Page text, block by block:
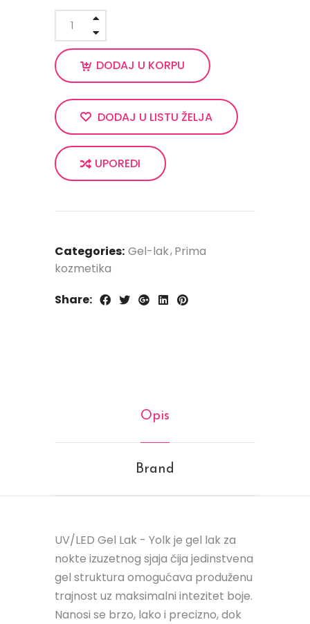
DODAJ U KORPU
DODAJ U LISTU ŽELJA
UPOREDI
Categories: Gel-lak Prima
kozmetika
Share:
Opis
Brand
UV/LED Gel Lak - Yolk je gel lak za
nokte izuzetnog sjaja čija jedinstvena
gel struktura omogućava produženu
trajnost uz maksimalni intezitet boje.
Nanosi se brzo, lako i precizno, dok